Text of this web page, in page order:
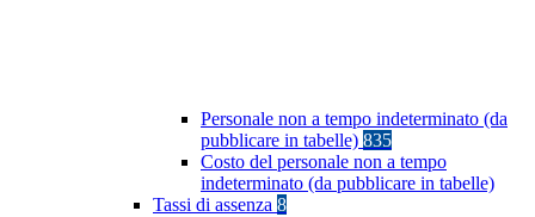
Personale non a tempo indeterminato (da
pubblicare in tabelle) 835
Costo del personale non a tempo
indeterminato (da pubblicare in tabelle)
Tassi di assenza 8